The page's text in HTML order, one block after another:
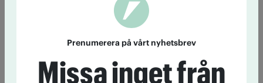
Prenumerera på vårt nyhetsbrev
Missa inget från